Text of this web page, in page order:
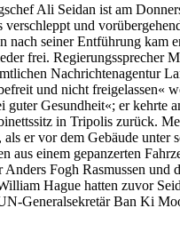
Ali Seidan ist am
und
nach seiner Entführung kam
frei. Regierungssprecher
Nachrichtenagentur
und nicht freigelassen«
guter Gesundheit«; er kehrte
in Tripolis zurück.
er vor dem Gebäude unter
aus einem gepanzerten
Fogh Rasmussen und
Hague hatten zuvor
Generalsekretär Ban Ki